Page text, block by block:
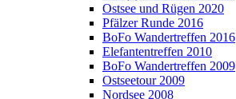
Ostsee und Rügen 2020
Pfälzer Runde 2016
BoFo Wandertreffen 2016
Elefantentreffen 2010
BoFo Wandertreffen 2009
Ostseetour 2009
Nordsee 2008